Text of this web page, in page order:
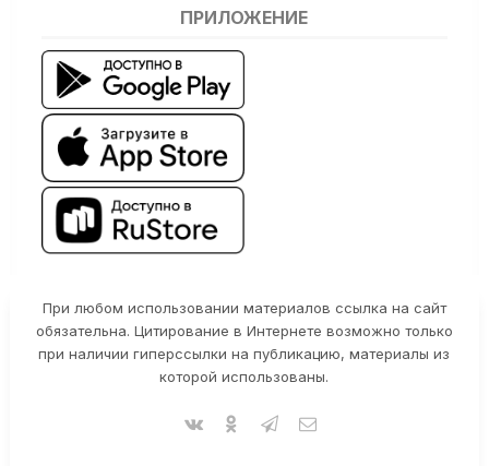
ПРИЛОЖЕНИЕ
При любом использовании материалов ссылка на сайт
обязательна. Цитирование в Интернете возможно только
при наличии гиперссылки на публикацию, материалы из
которой использованы.